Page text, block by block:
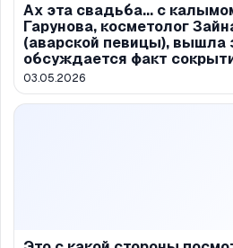
Ах эта свадьба... с
Гарунова, косметолог
(аварской певицы), вышла
обсуждается факт
03.05.2026